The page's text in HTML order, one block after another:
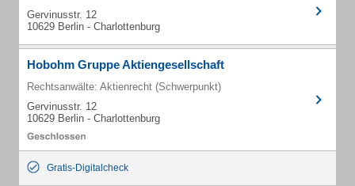
Gervinusstr. 12
10629 Berlin - Charlottenburg
Hobohm Gruppe Aktiengesellschaft
Rechtsanwälte: Aktienrecht (Schwerpunkt)
Gervinusstr. 12
10629 Berlin - Charlottenburg
Gratis-Digitalcheck